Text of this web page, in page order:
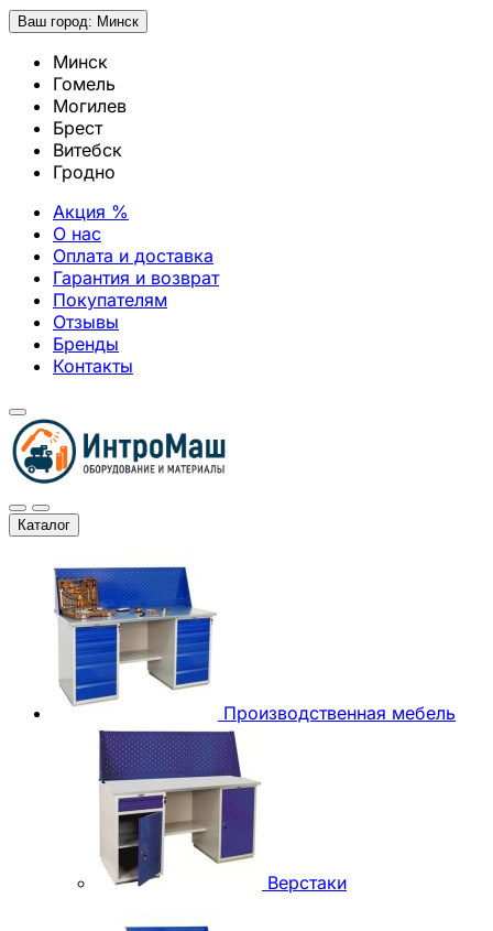
Ваш город: Минск
Минск
Гомель
Могилев
Брест
Витебск
Гродно
Акция %
О нас
Оплата и доставка
Гарантия и возврат
Покупателям
Отзывы
Бренды
Контакты
Каталог
Производственная мебель
Верстаки